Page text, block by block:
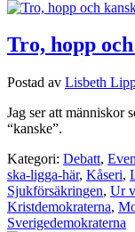
Tro, hopp
Postad av Lisbeth
Jag ser att människor
“kanske”.
Kategori: Debatt,
ska-ligga-här, Kåseri,
Sjukförsäkringen, Ur
Kristdemokraterna,
Sverigedemokraterna